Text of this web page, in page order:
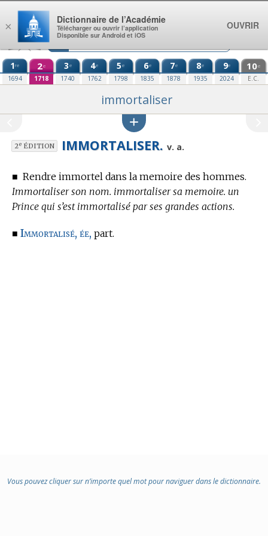
Aller au contenu
1re
1694
2e
1718
3e
1740
4e
1762
5e
1798
6e
1835
7e
1878
8e
1935
9e
2024
10e
E.C.
immortaliser
2eÉDITION IMMORTALISER. v. a.
■ Rendre immortel dans la memoire des hommes.
Immortaliser son nom. immortaliser sa memoire. un
Prince qui s’est immortalisé par ses grandes actions.
■ Immortalisé, ée, part.
Vous pouvez cliquer sur n’importe quel mot pour naviguer dans le dictionnaire.
×
Dictionnaire de l’Académie
Télécharger ou ouvrir l’application
Disponible sur Android et iOS
OUVRIR